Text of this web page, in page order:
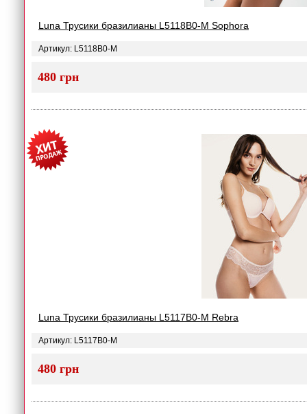
Luna Трусики бразилианы L5118B0-M Sophora
Артикул: L5118B0-M
480 грн
Luna Трусики бразилианы L5117B0-M Rebra
Артикул: L5117B0-M
480 грн